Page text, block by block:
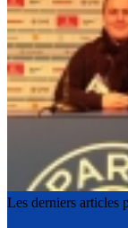
Les derniers articles